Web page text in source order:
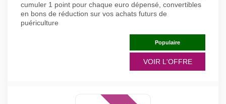
cumuler 1 point pour chaque euro dépensé, convertibles
en bons de réduction sur vos achats futurs de
puériculture
Populaire
VOIR L'OFFRE